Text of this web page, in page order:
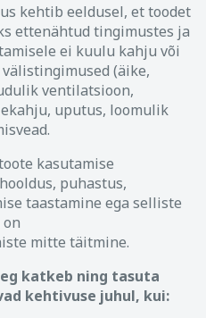
kehtib eeldusel, et toodet
ettenähtud tingimustes ja
ei kuulu kahju või
(äike,
ventilatsioon,
uputus, loomulik
kasutamise
puhastus,
taastamine ega selliste
mitte täitmine.
katkeb ning tasuta
kehtivuse juhul, kui: